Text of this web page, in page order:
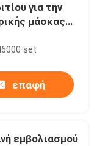
για την
μάσκας
set
επαφή
εμβολιασμού